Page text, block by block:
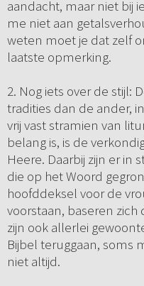
aandacht, maar niet bij
me niet aan
weten moet je dat zelf
laatste opmerking.
2. Nog iets over de stijl:
tradities dan de ander,
vrij vast stramien van
belang is, is de
Heere. Daarbij zijn er in
die op het Woord
hoofddeksel voor de
voorstaan, baseren zich
zijn ook allerlei
Bijbel teruggaan, soms
niet altijd.